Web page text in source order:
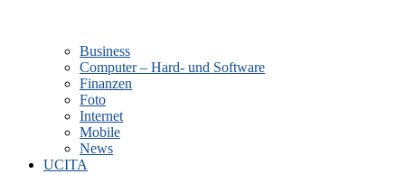
Business
Computer – Hard- und Software
Finanzen
Foto
Internet
Mobile
News
UCITA